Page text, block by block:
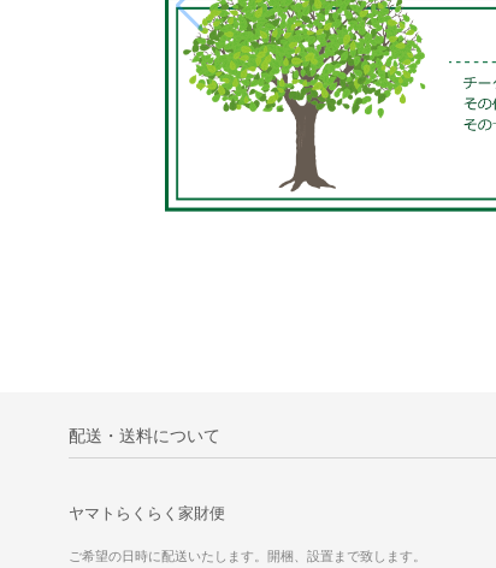
配送・送料について
ヤマトらくらく家財便
ご希望の日時に配送いたします。開梱、設置まで致します。